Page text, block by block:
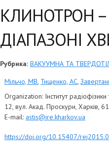
КЛИНОТРОН
ДІАПАЗОНІ
Рубрика: ВАКУУМНА ТА
Мільчо, МВ, Тищенко, АС,
Organization: Інститут
12, вул. Акад. Проскури, Харків,
E-mail: astis@ire.kharkov.ua
https://doi.org/10.15407/